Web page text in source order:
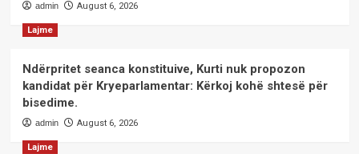
admin August 6, 2026
Lajme
Ndërpritet seanca konstituive, Kurti nuk propozon
kandidat për Kryeparlamentar: Kërkoj kohë shtesë për
bisedime.
admin August 6, 2026
Lajme